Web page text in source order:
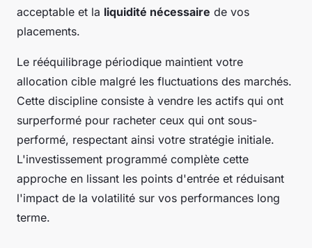
acceptable et la liquidité nécessaire de vos
placements.
Le rééquilibrage périodique maintient votre
allocation cible malgré les fluctuations des marchés.
Cette discipline consiste à vendre les actifs qui ont
surperformé pour racheter ceux qui ont sous-
performé, respectant ainsi votre stratégie initiale.
L'investissement programmé complète cette
approche en lissant les points d'entrée et réduisant
l'impact de la volatilité sur vos performances long
terme.